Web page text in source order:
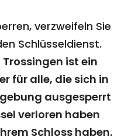
verzweifeln Sie
Schlüsseldienst.
ist ein
für alle, die sich in
ausgesperrt
verloren haben
Schloss haben.